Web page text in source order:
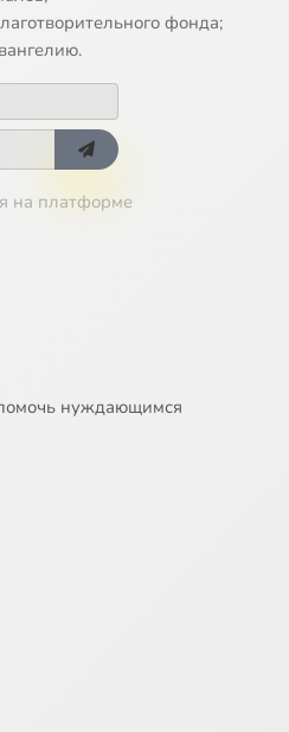
Sergei Rachmaninov. All-Night Vigil Op.37. Vespers: Rejoice, O Virgin2:45
фонда;
на платформе
нуждающимся